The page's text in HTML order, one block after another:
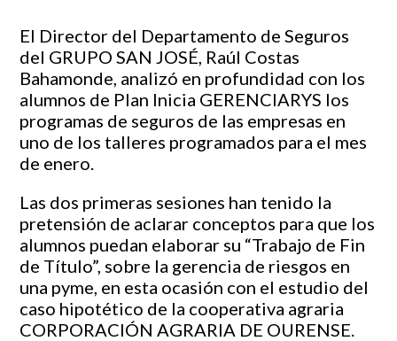
El Director del Departamento de Seguros
del GRUPO SAN JOSÉ, Raúl Costas
Bahamonde, analizó en profundidad con los
alumnos de Plan Inicia GERENCIARYS los
programas de seguros de las empresas en
uno de los talleres programados para el mes
de enero.
Las dos primeras sesiones han tenido la
pretensión de aclarar conceptos para que los
alumnos puedan elaborar su “Trabajo de Fin
de Título”, sobre la gerencia de riesgos en
una pyme, en esta ocasión con el estudio del
caso hipotético de la cooperativa agraria
CORPORACIÓN AGRARIA DE OURENSE.